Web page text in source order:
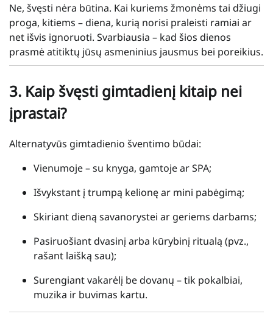
Ne, švęsti nėra būtina. Kai kuriems žmonėms tai džiugi
proga, kitiems – diena, kurią norisi praleisti ramiai ar
net išvis ignoruoti. Svarbiausia – kad šios dienos
prasmė atitiktų jūsų asmeninius jausmus bei poreikius.
3. Kaip švęsti gimtadienį kitaip nei
įprastai?
Alternatyvūs gimtadienio šventimo būdai:
Vienumoje – su knyga, gamtoje ar SPA;
Išvykstant į trumpą kelionę ar mini pabėgimą;
Skiriant dieną savanorystei ar geriems darbams;
Pasiruošiant dvasinį arba kūrybinį ritualą (pvz.,
rašant laišką sau);
Surengiant vakarėlį be dovanų – tik pokalbiai,
muzika ir buvimas kartu.